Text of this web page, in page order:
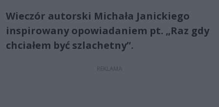
Wieczór autorski Michała Janickiego
inspirowany opowiadaniem pt. „Raz gdy
chciałem być szlachetny”.